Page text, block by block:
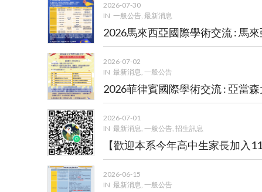
2026-07-30
IN 一般公告, 最新消息
2026馬來西亞國際學術交流 : 馬
2026-07-02
IN 最新消息, 一般公告
2026菲律賓國際學術交流 : 亞當
2026-07-01
IN 最新消息, 一般公告, 招生訊息
【歡迎本系今年高中生家長加入
2026-06-15
IN 最新消息, 一般公告